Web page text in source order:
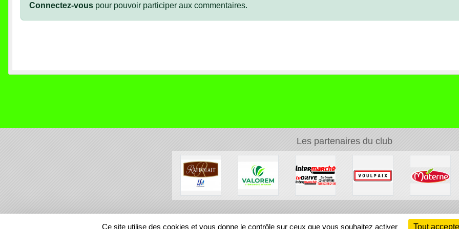
Connectez-vous pour pouvoir participer aux commentaires.
Les partenaires du club
REGIONS
Ce site utilise des cookies et vous donne le contrôle sur ceux que vous souhaitez activer Tout